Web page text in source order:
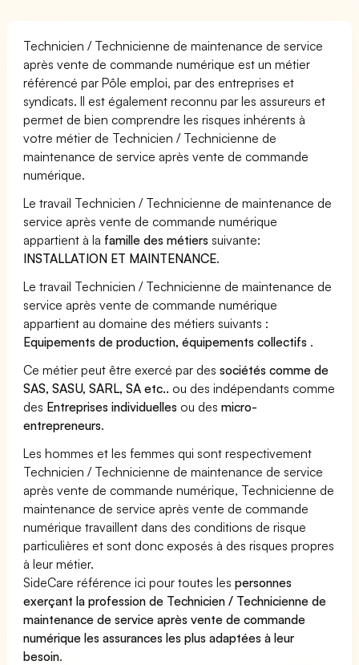
Technicien / Technicienne de maintenance de service
après vente de commande numérique est un métier
référencé par Pôle emploi, par des entreprises et
syndicats. Il est également reconnu par les assureurs et
permet de bien comprendre les risques inhérents à
votre métier de Technicien / Technicienne de
maintenance de service après vente de commande
numérique.
Le travail Technicien / Technicienne de maintenance de
service après vente de commande numérique
appartient à la famille des métiers suivante:
INSTALLATION ET MAINTENANCE.
Le travail Technicien / Technicienne de maintenance de
service après vente de commande numérique
appartient au domaine des métiers suivants :
Equipements de production, équipements collectifs .
Ce métier peut être exercé par dessociétés comme de
SAS, SASU, SARL, SA etc.. ou des indépendants comme
des Entreprises individuelles ou desmicro-
entrepreneurs.
Les hommes et les femmes qui sont respectivement
Technicien / Technicienne de maintenance de service
après vente de commande numérique, Technicienne de
maintenance de service après vente de commande
numérique travaillent dans des conditions de risque
particulières et sont donc exposés à des risques propres
à leur métier.
SideCare référence ici pour toutes lespersonnes
exerçant la profession de Technicien / Technicienne de
maintenance de service après vente de commande
numérique les assurances les plus adaptées à leur
besoin.